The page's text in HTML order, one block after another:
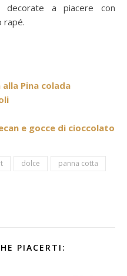
a piacere con
rapé.
Pina colada
e gocce di cioccolato
dolce
panna cotta
PIACERTI: